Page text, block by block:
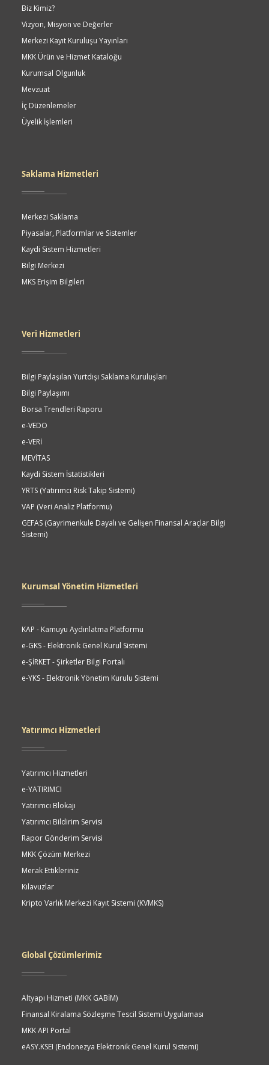
Biz Kimiz?
Vizyon, Misyon ve Değerler
Merkezi Kayıt Kuruluşu Yayınları
MKK Ürün ve Hizmet Kataloğu
Kurumsal Olgunluk
Mevzuat
İç Düzenlemeler
Üyelik İşlemleri
Saklama Hizmetleri
Merkezi Saklama
Piyasalar, Platformlar ve Sistemler
Kaydi Sistem Hizmetleri
Bilgi Merkezi
MKS Erişim Bilgileri
Veri Hizmetleri
Bilgi Paylaşılan Yurtdışı Saklama Kuruluşları
Bilgi Paylaşımı
Borsa Trendleri Raporu
e-VEDO
e-VERİ
MEVİTAS
Kaydi Sistem İstatistikleri
YRTS (Yatırımcı Risk Takip Sistemi)
VAP (Veri Analiz Platformu)
GEFAS (Gayrimenkule Dayalı ve Gelişen Finansal Araçlar Bilgi
Sistemi)
Kurumsal Yönetim Hizmetleri
KAP - Kamuyu Aydınlatma Platformu
e-GKS - Elektronik Genel Kurul Sistemi
e-ŞİRKET - Şirketler Bilgi Portalı
e-YKS - Elektronik Yönetim Kurulu Sistemi
Yatırımcı Hizmetleri
Yatırımcı Hizmetleri
e-YATIRIMCI
Yatırımcı Blokajı
Yatırımcı Bildirim Servisi
Rapor Gönderim Servisi
MKK Çözüm Merkezi
Merak Ettikleriniz
Kılavuzlar
Kripto Varlık Merkezi Kayıt Sistemi (KVMKS)
Global Çözümlerimiz
Altyapı Hizmeti (MKK GABİM)
Finansal Kiralama Sözleşme Tescil Sistemi Uygulaması
MKK API Portal
eASY.KSEI (Endonezya Elektronik Genel Kurul Sistemi)